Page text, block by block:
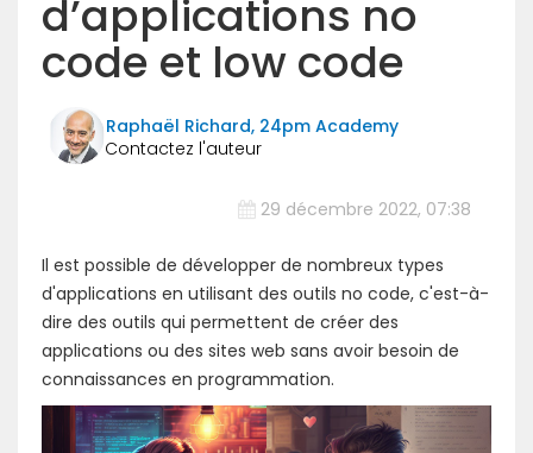
d’applications no
code et low code
Raphaël Richard, 24pm Academy
29 décembre 2022, 07:38
Il est possible de développer de nombreux types
d'applications en utilisant des outils no code, c'est-à-
dire des outils qui permettent de créer des
applications ou des sites web sans avoir besoin de
connaissances en programmation.